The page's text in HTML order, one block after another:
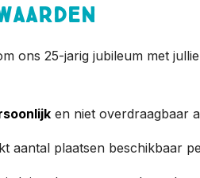
ons 25-jarig jubileum met
en niet overdraagbaar
aantal plaatsen beschikbaar